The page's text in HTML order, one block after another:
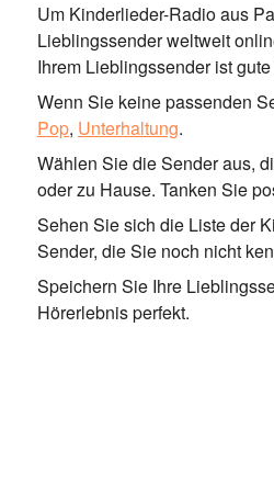
Um Kinderlieder-Radio aus
Lieblingssender weltweit
Ihrem Lieblingssender ist
Wenn Sie keine passenden
Pop, Unterhaltung.
Wählen Sie die Sender aus,
oder zu Hause. Tanken Sie
Sehen Sie sich die Liste der
Sender, die Sie noch nicht
Speichern Sie Ihre
Hörerlebnis perfekt.